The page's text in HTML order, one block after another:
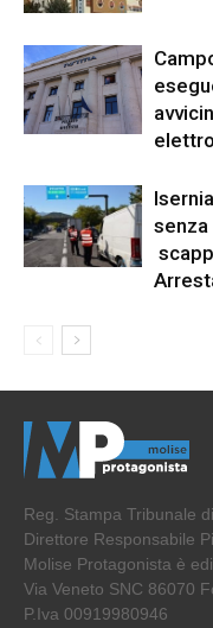
Reg. Stampa Tribunale
Direttore Responsabile
Molise Protagonista è
Via Veneto SNC 86070
P.Iva 00919980946